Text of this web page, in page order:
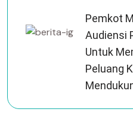
Pemkot
Audiensi
Untuk
Peluang